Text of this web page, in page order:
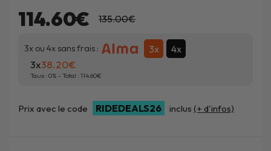
114.60€ 135.00€
3x ou 4x sans frais : 3x 4x
3x38.20
Taux : 0% - Total : 114.60
Prix avec le code RIDEDEALS26 inclus (+ d'infos)